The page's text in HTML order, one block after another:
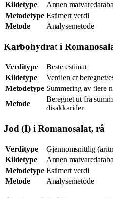
Kildetype
Annen
Metodetype Estimert verdi
Metode
Analysemetode
Karbohydrat i
Verditype
Beste estimat
Kildetype
Verdien er beregnet/
Metodetype Summering av flere
Metode
Beregnet ut fra
disakkarider.
Jod (I) i Romanosalat, rå
Verditype
Gjennomsnittlig
Kildetype
Annen
Metodetype Estimert verdi
Metode
Analysemetode